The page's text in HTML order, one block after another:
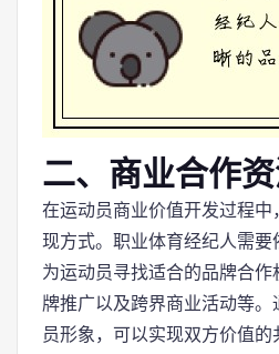
二、商业合作
在运动员商业价值开发过程
现方式。职业体育经纪人需要
为运动员寻找适合的品牌合
牌推广以及跨界商业活动等
员形象，可以实现双方价值的